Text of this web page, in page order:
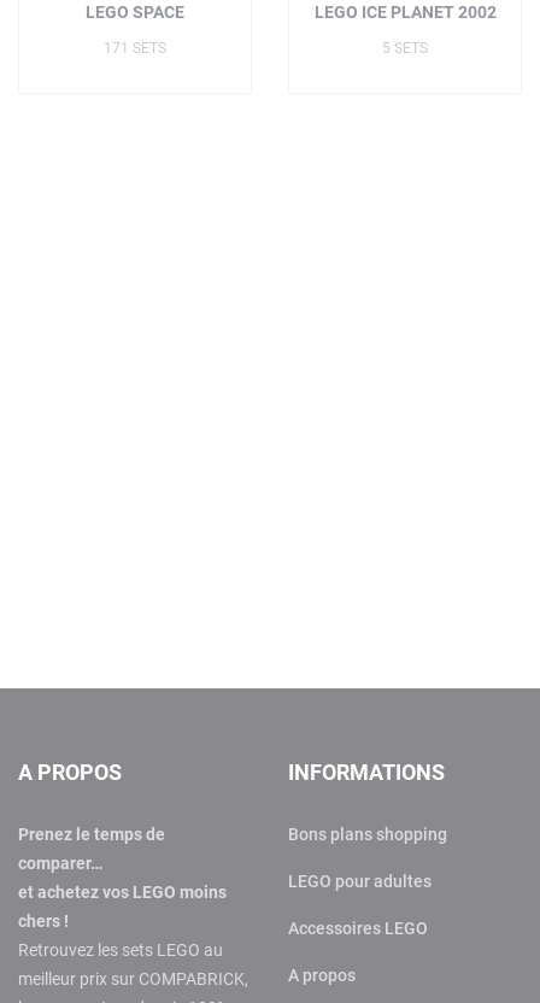
LEGO SPACE
171 SETS
LEGO ICE PLANET 2002
5 SETS
A PROPOS
Prenez le temps de
comparer…
et achetez vos LEGO moins
chers !
Retrouvez les sets LEGO au
meilleur prix sur COMPABRICK,
INFORMATIONS
Bons plans shopping
LEGO pour adultes
Accessoires LEGO
A propos